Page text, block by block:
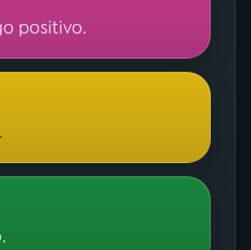
positivo.